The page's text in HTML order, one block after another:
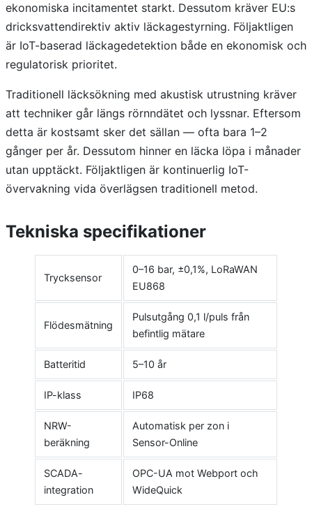
ekonomiska incitamentet starkt. Dessutom kräver EU:s
dricksvattendirektiv aktiv läckagestyrning. Följaktligen
är IoT-baserad läckagedetektion både en ekonomisk och
regulatorisk prioritet.
Traditionell läcksökning med akustisk utrustning kräver
att techniker går längs rörnndätet och lyssnar. Eftersom
detta är kostsamt sker det sällan — ofta bara 1–2
gånger per år. Dessutom hinner en läcka löpa i månader
utan upptäckt. Följaktligen är kontinuerlig IoT-
övervakning vida överlägsen traditionell metod.
Tekniska specifikationer
Trycksensor
0–16 bar, ±0,1%, LoRaWAN
EU868
Flödesmätning
Pulsutgång 0,1 l/puls från
befintlig mätare
Batteritid 5–10 år
IP-klass IP68
NRW-
beräkning
Automatisk per zon i
Sensor-Online
SCADA-
integration
OPC-UA mot Webport och
WideQuick